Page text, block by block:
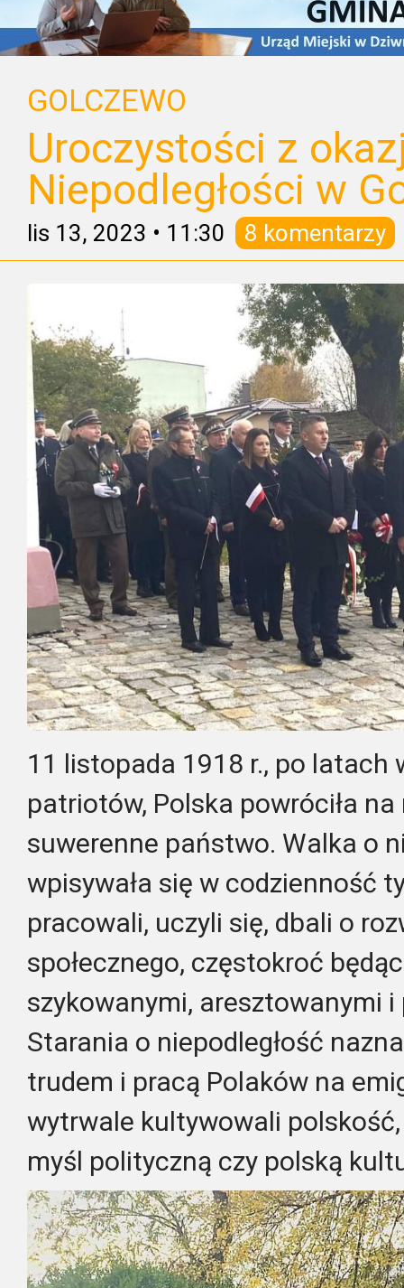
GOLCZEWO
Uroczystości z
Niepodległości w
lis 13, 2023 • 11:30 8 komentarzy
11 listopada 1918 r., po latach
patriotów, Polska powróciła
suwerenne państwo. Walka o
wpisywała się w codzienność
pracowali, uczyli się, dbali o
społecznego, częstokroć
szykowanymi, aresztowanymi
Starania o niepodległość
trudem i pracą Polaków na
wytrwale kultywowali
myśl polityczną czy polską